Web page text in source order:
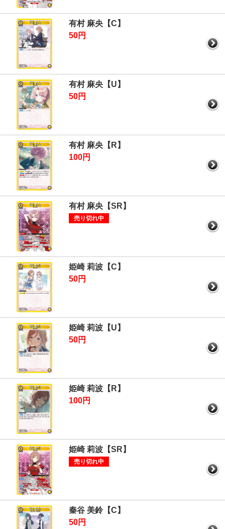
有村 麻央【C】
50円
有村 麻央【U】
50円
有村 麻央【R】
100円
有村 麻央【SR】
売り切れ中
姫崎 莉波【C】
50円
姫崎 莉波【U】
50円
姫崎 莉波【R】
100円
姫崎 莉波【SR】
売り切れ中
秦谷 美鈴【C】
50円